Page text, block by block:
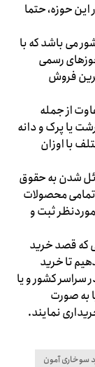
این حوزه، حتما
می باشد که با
رسمی
فروش
از جمله
یا پرک و دانه
با اوزان
شدن به حقوق
تمامی محصولات
ثبت و
که قصد خرید
تا خرید
سراسر کشور و یا
به صورت
نمایند.
سوخاری آمون